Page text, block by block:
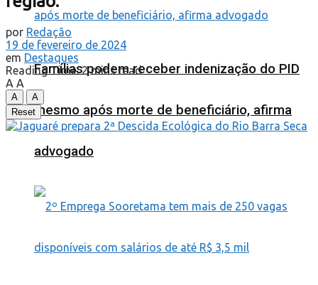
Famílias podem receber indenização do PID
mesmo após morte de beneficiário, afirma
advogado
por Redação
19 de fevereiro de 2024
em Destaques
Reading Time: 2 mins read
A A
A
A
Reset